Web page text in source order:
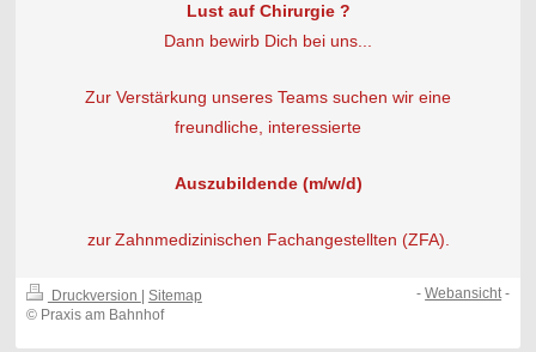
Lust auf Chirurgie ?
Dann bewirb Dich bei uns...
Zur Verstärkung unseres Teams suchen wir eine
freundliche, interessierte
Auszubildende (m/w/d)
zur Zahnmedizinischen Fachangestellten (ZFA).
Druckversion | Sitemap
© Praxis am Bahnhof
-Webansicht -